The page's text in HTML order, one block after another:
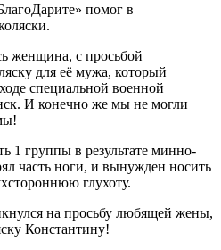
помог в
женщина, с просьбой
для её мужа, который
специальной военной
И конечно же мы не могли
1 группы в результате минно-
часть ноги, и вынужден носить
глухоту.
на просьбу любящей жены,
Константину!